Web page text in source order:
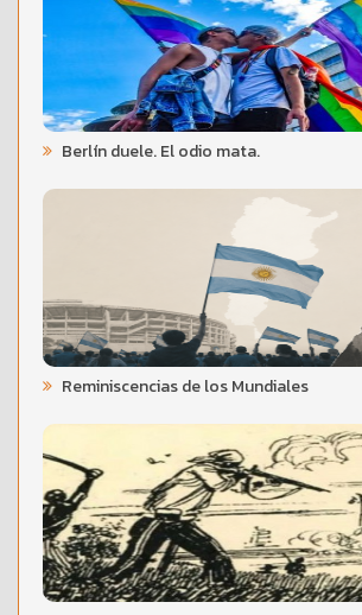
Berlín duele. El odio mata.
Reminiscencias de los Mundiales